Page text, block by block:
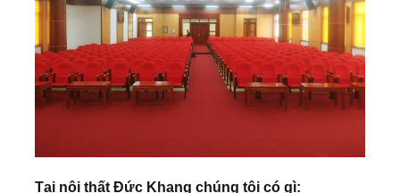
Tại nội thất Đức Khang chúng tôi có gì: